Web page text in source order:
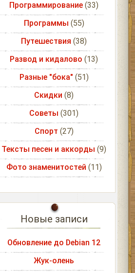
Программирование (33)
Программы (55)
Путешествия (38)
Развод и кидалово (13)
Разные "бока" (51)
Скидки (8)
Советы (301)
Спорт (27)
Тексты песен и аккорды (9)
Фото знаменитостей (11)
Новые записи
Обновление до Debian 12
Жук-олень